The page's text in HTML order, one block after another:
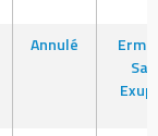
Annulé